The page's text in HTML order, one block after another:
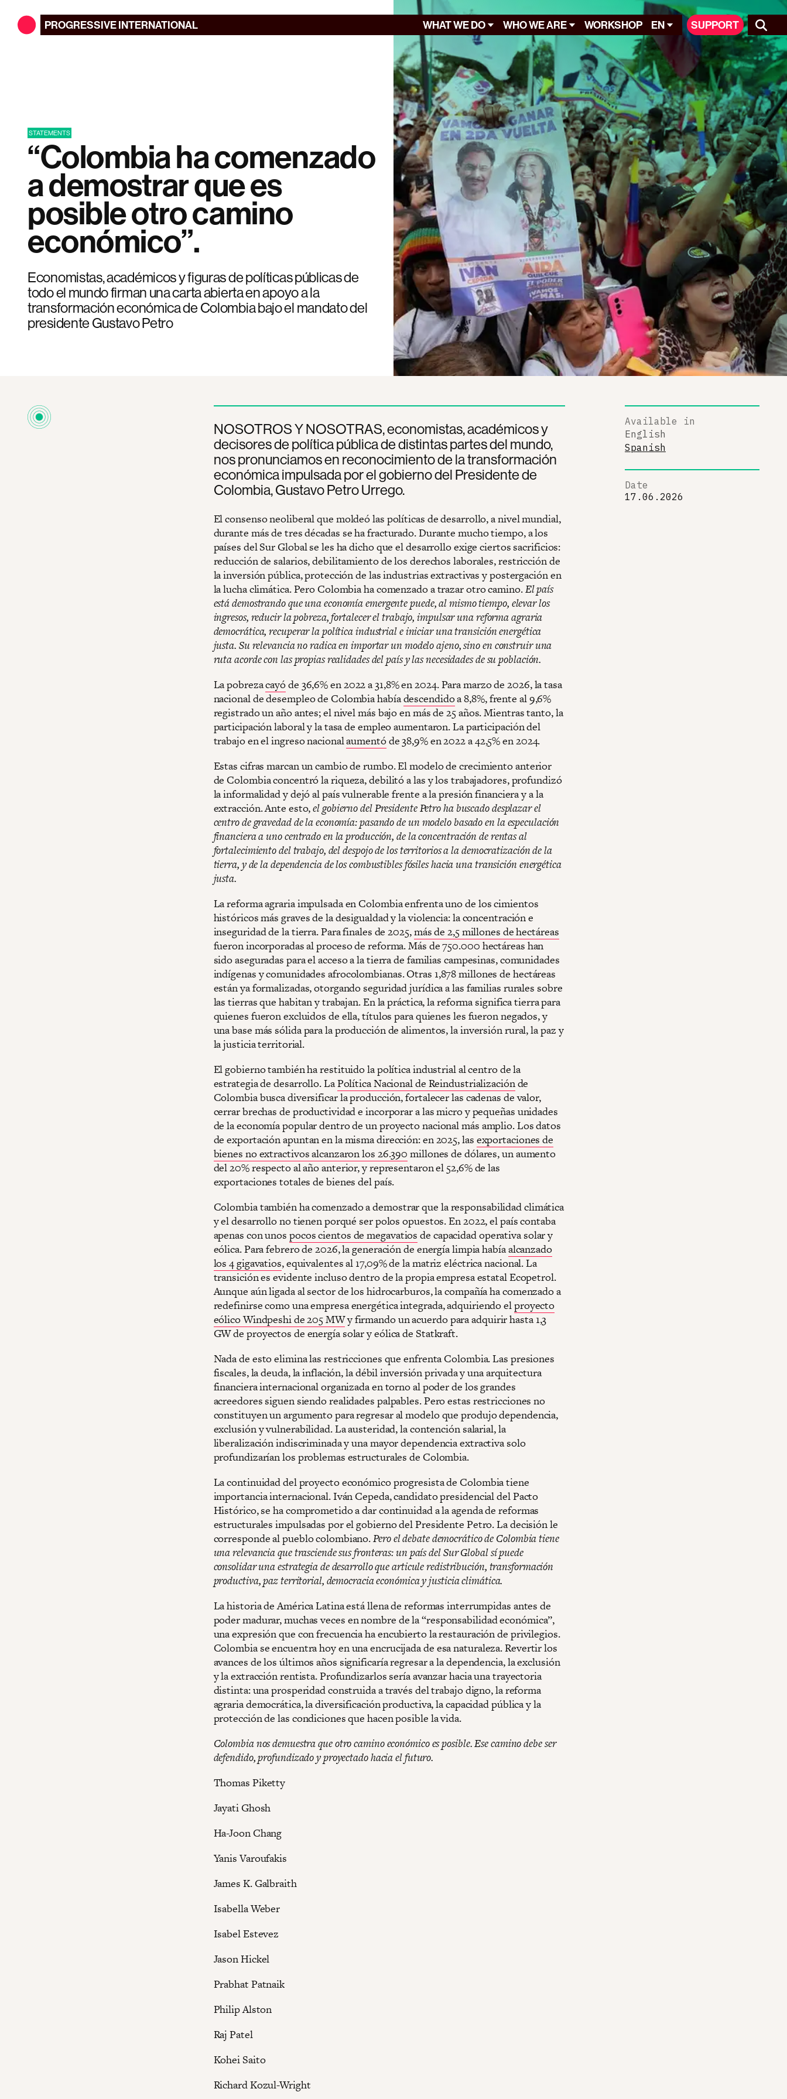
PROGRESSIVEINTERNATIONAL WHAT WE DO WHO WE ARE WORKSHOP EN SUPPORT
STATEMENTS
“Colombia ha comenzado
a demostrar que es
posible otro camino
económico”.
Economistas, académicos y figuras de políticas públicas de
todo el mundo firman una carta abierta en apoyo a la
transformación económica de Colombia bajo el mandato del
presidente Gustavo Petro
NOSOTROS Y NOSOTRAS, economistas, académicos y
decisores de política pública de distintas partes del mundo,
nos pronunciamos en reconocimiento de la transformación
económica impulsada por el gobierno del Presidente de
Colombia, Gustavo Petro Urrego.
El consenso neoliberal que moldeó las políticas de desarrollo, a nivel mundial,
durante más de tres décadas se ha fracturado. Durante mucho tiempo, a los
países del Sur Global se les ha dicho que el desarrollo exige ciertos sacrificios:
reducción de salarios, debilitamiento de los derechos laborales, restricción de
la inversión pública, protección de las industrias extractivas y postergación en
la lucha climática. Pero Colombia ha comenzado a trazar otro camino.El país
está demostrando que una economía emergente puede, al mismo tiempo, elevar los
ingresos, reducir la pobreza, fortalecer el trabajo, impulsar una reforma agraria
democrática, recuperar la política industrial e iniciar una transición energética
justa. Su relevancia no radica en importar un modelo ajeno, sino en construir una
ruta acorde con las propias realidades del país y las necesidades de su población.
La pobrezacayóde 36,6% en 2022 a 31,8% en 2024. Para marzo de 2026, la tasa
nacional de desempleo de Colombia habíadescendidoa 8,8%, frente al 9,6%
registrado un año antes; el nivel más bajo en más de 25 años. Mientras tanto, la
participación laboral y la tasa de empleo aumentaron. La participación del
trabajo en el ingreso nacionalaumentóde 38,9% en 2022 a 42,5% en 2024.
Estas cifras marcan un cambio de rumbo. El modelo de crecimiento anterior
de Colombia concentró la riqueza, debilitó a las y los trabajadores, profundizó
la informalidad y dejó al país vulnerable frente a la presión financiera y a la
extracción. Ante esto,el gobierno del Presidente Petro ha buscado desplazar el
centro de gravedad de la economía: pasando de un modelo basado en la especulación
financiera a uno centrado en la producción, de la concentración de rentas al
fortalecimiento del trabajo, del despojo de los territorios a la democratización de la
tierra, y de la dependencia de los combustibles fósiles hacia una transición energética
justa.
La reforma agraria impulsada en Colombia enfrenta uno de los cimientos
históricos más graves de la desigualdad y la violencia: la concentración e
inseguridad de la tierra. Para finales de 2025,más de 2,5 millones de hectáreas
fueron incorporadas al proceso de reforma. Más de 750.000 hectáreas han
sido aseguradas para el acceso a la tierra de familias campesinas, comunidades
indígenas y comunidades afrocolombianas. Otras 1,878 millones de hectáreas
están ya formalizadas, otorgando seguridad jurídica a las familias rurales sobre
las tierras que habitan y trabajan. En la práctica, la reforma significa tierra para
quienes fueron excluidos de ella, títulos para quienes les fueron negados, y
una base más sólida para la producción de alimentos, la inversión rural, la paz y
la justicia territorial.
El gobierno también ha restituido la política industrial al centro de la
estrategia de desarrollo. LaPolítica Nacional de Reindustrializaciónde
Colombia busca diversificar la producción, fortalecer las cadenas de valor,
cerrar brechas de productividad e incorporar a las micro y pequeñas unidades
de la economía popular dentro de un proyecto nacional más amplio. Los datos
de exportación apuntan en la misma dirección: en 2025, las exportaciones de
bienes no extractivos alcanzaron los 26.390 millones de dólares, un aumento
del 20% respecto al año anterior, y representaron el 52,6% de las
exportaciones totales de bienes del país.
Colombia también ha comenzado a demostrar que la responsabilidad climática
y el desarrollo no tienen porqué ser polos opuestos. En 2022, el país contaba
apenas con unos pocos cientos de megavatios de capacidad operativa solar y
eólica. Para febrero de 2026, la generación de energía limpia habíaalcanzado
los 4 gigavatios, equivalentes al 17,09% de la matriz eléctrica nacional. La
transición es evidente incluso dentro de la propia empresa estatal Ecopetrol.
Aunque aún ligada al sector de los hidrocarburos, la compañía ha comenzado a
redefinirse como una empresa energética integrada, adquiriendo elproyecto
eólico Windpeshi de 205 MWy firmando un acuerdo para adquirir hasta 1,3
GW de proyectos de energía solar y eólica de Statkraft.
Nada de esto elimina las restricciones que enfrenta Colombia. Las presiones
fiscales, la deuda, la inflación, la débil inversión privada y una arquitectura
financiera internacional organizada en torno al poder de los grandes
acreedores siguen siendo realidades palpables. Pero estas restricciones no
constituyen un argumento para regresar al modelo que produjo dependencia,
exclusión y vulnerabilidad. La austeridad, la contención salarial, la
liberalización indiscriminada y una mayor dependencia extractiva solo
profundizarían los problemas estructurales de Colombia.
La continuidad del proyecto económico progresista de Colombia tiene
importancia internacional. Iván Cepeda, candidato presidencial del Pacto
Histórico, se ha comprometido a dar continuidad a la agenda de reformas
estructurales impulsadas por el gobierno del Presidente Petro. La decisión le
corresponde al pueblo colombiano.Pero el debate democrático de Colombia tiene
una relevancia que trasciende sus fronteras: un país del Sur Global sí puede
consolidar una estrategia de desarrollo que articule redistribución, transformación
productiva, paz territorial, democracia económica y justicia climática.
La historia de América Latina está llena de reformas interrumpidas antes de
poder madurar, muchas veces en nombre de la “responsabilidad económica”,
una expresión que con frecuencia ha encubierto la restauración de privilegios.
Colombia se encuentra hoy en una encrucijada de esa naturaleza. Revertir los
avances de los últimos años significaría regresar a la dependencia, la exclusión
y la extracción rentista. Profundizarlos sería avanzar hacia una trayectoria
distinta: una prosperidad construida a través del trabajo digno, la reforma
agraria democrática, la diversificación productiva, la capacidad pública y la
protección de las condiciones que hacen posible la vida.
Colombia nos demuestra que otro camino económico es posible. Ese camino debe ser
defendido, profundizado y proyectado hacia el futuro.
Thomas Piketty
Jayati Ghosh
Ha-Joon Chang
Yanis Varoufakis
James K. Galbraith
Isabella Weber
Isabel Estevez
Jason Hickel
Prabhat Patnaik
Philip Alston
Raj Patel
Kohei Saito
Richard Kozul-Wright
Available in
English
Spanish
Date
17.06.2026